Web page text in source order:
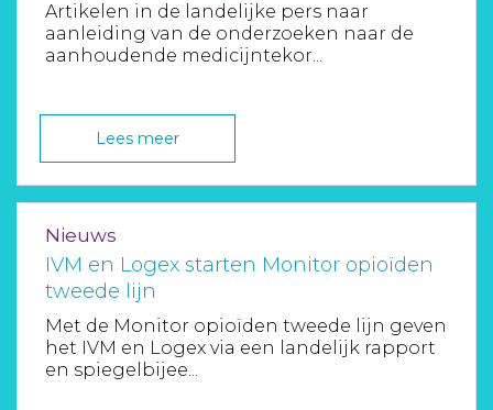
Artikelen in de landelijke pers naar
aanleiding van de onderzoeken naar de
aanhoudende medicijntekor...
Lees meer
Nieuws
IVM en Logex starten Monitor opioïden
tweede lijn
Met de Monitor opioïden tweede lijn geven
het IVM en Logex via een landelijk rapport
en spiegelbijee...